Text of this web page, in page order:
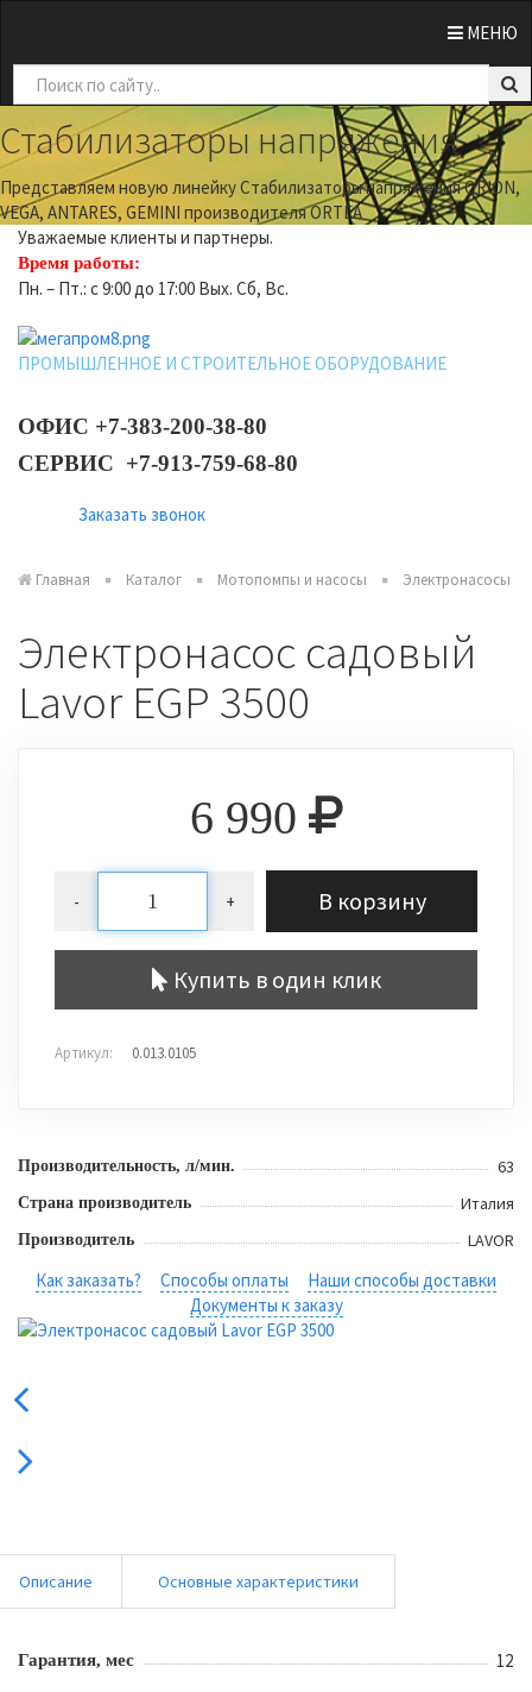
МЕНЮ
Previous
Стабилизаторы напряжения
Представляем новую линейку Стабилизаторы напряжения ORION,
VEGA, ANTARES, GEMINI производителя ORTEA
Уважаемые клиенты и партнеры.
Время работы:
Пн. – Пт.: с 9:00 до 17:00 Вых. Сб, Вс.
ПРОМЫШЛЕННОЕ И СТРОИТЕЛЬНОЕ ОБОРУДОВАНИЕ
ОФИС +7-383-200-38-80
СЕРВИС +7-913-759-68-80
Заказать звонок
Главная Каталог Мотопомпы и насосы Электронасосы
Электронасос садовый
Lavor EGP 3500
6 990
- + В корзину
Купить в один клик
Артикул: 0.013.0105
Производительность, л/мин. 63
Страна производитель Италия
Производитель LAVOR
Как заказать? Способы оплаты
Наши способы доставки
Документы к заказу
Описание Основные характеристики
Гарантия, мес 12